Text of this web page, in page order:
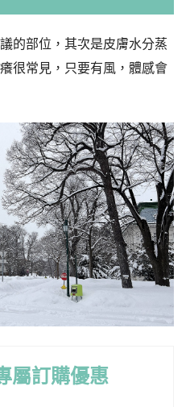
的部位，其次是皮膚水分蒸
很常見，只要有風，體感會
屬訂購優惠